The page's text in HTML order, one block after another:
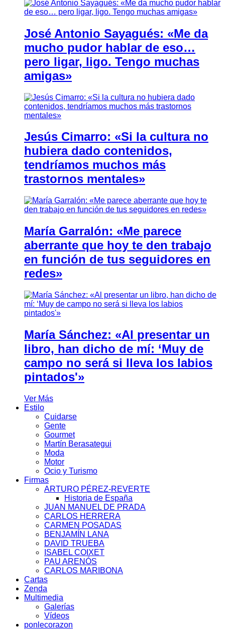
José Antonio Sayagués: «Me da
mucho pudor hablar de eso…
pero ligar, ligo. Tengo muchas
amigas»
Jesús Cimarro: «Si la cultura no
hubiera dado contenidos,
tendríamos muchos más
trastornos mentales»
María Garralón: «Me parece
aberrante que hoy te den trabajo
en función de tus seguidores en
redes»
María Sánchez: «Al presentar un
libro, han dicho de mí: ‘Muy de
campo no será si lleva los labios
pintados'»
Ver Más
Estilo
Cuidarse
Gente
Gourmet
Martín Berasategui
Moda
Motor
Ocio y Turismo
Firmas
ARTURO PÉREZ-REVERTE
Historia de España
JUAN MANUEL DE PRADA
CARLOS HERRERA
CARMEN POSADAS
BENJAMÍN LANA
DAVID TRUEBA
ISABEL COIXET
PAU ARENÓS
CARLOS MARIBONA
Cartas
Zenda
Multimedia
Galerías
Vídeos
ponlecorazon